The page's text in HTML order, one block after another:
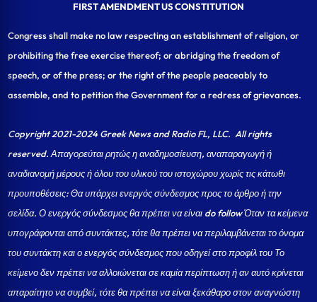
FIRST AMENDMENT US CONSTITUTION
Congress shall make no law respecting an establishment of religion, or
prohibiting the free exercise thereof; or abridging the freedom of
speech, or of the press; or the right of the people peaceably to
assemble, and to petition the Government for a redress of grievances.
Copyright 2021-2024 Greek News and Radio FL, LLC. All rights
reserved. Απαγορεύται ρητώς η αναδημοσίευση, αναπαραγωγή ή
αναδιανομή μέρους ή όλου του υλικού του ιστοχώρου χωρίς τις κάτωθι
προυποθέσεις: Θα υπάρχει ενεργός σύνδεσμος προς το άρθρο ή την
σελίδα.Ο ενεργός σύνδεσμος θα πρέπει να είναι do follow Όταν τα κείμενα
υπογράφονται από συντάκτες, τότε θα πρέπει να περιλαμβάνεται το όνομα
του συντάκτη και ο ενεργός σύνδεσμος που οδηγεί στο προφίλ του Το
κείμενο δεν πρέπει να αλλοιώνεται σε καμία περίπτωση ή αν αυτό κρίνεται
απαραίτητο να συμβεί, τότε θα πρέπει να είναι ξεκάθαρο στον αναγνώστη